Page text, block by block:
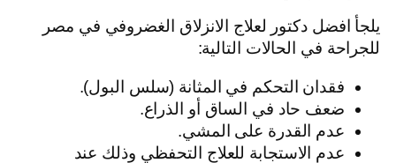
يلجأ افضل دكتور لعلاج الانزلاق الغضروفي في مصر
للجراحة في الحالات التالية:
فقدان التحكم في المثانة (سلس البول).
ضعف حاد في الساق أو الذراع.
عدم القدرة على المشي.
عدم الاستجابة للعلاج التحفظي وذلك عند